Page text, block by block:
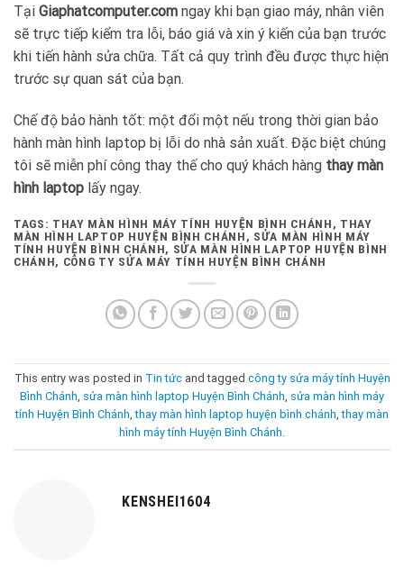
Tại Giaphatcomputer.com ngay khi bạn giao máy, nhân viên
sẽ trực tiếp kiểm tra lỗi, báo giá và xin ý kiến của bạn trước
khi tiến hành sửa chữa. Tất cả quy trình đều được thực hiện
trước sự quan sát của bạn.
Chế độ bảo hành tốt: một đổi một nếu trong thời gian bảo
hành màn hình laptop bị lỗi do nhà sản xuất. Đặc biệt chúng
tôi sẽ miễn phí công thay thế cho quý khách hàng thay màn
hình laptop lấy ngay.
TAGS: THAY MÀN HÌNH MÁY TÍNH HUYỆN BÌNH CHÁNH, THAY
MÀN HÌNH LAPTOP HUYỆN BÌNH CHÁNH, SỬA MÀN HÌNH MÁY
TÍNH HUYỆN BÌNH CHÁNH, SỬA MÀN HÌNH LAPTOP HUYỆN BÌNH
CHÁNH, CÔNG TY SỬA MÁY TÍNH HUYỆN BÌNH CHÁNH
This entry was posted in Tin tứcand tagged công ty sửa máy tính Huyện
Bình Chánh, sửa màn hình laptop Huyện Bình Chánh, sửa màn hình máy
tính Huyện Bình Chánh,thay màn hình laptop huyện bình chánh,thay màn
hình máy tính Huyện Bình Chánh.
KENSHEI1604